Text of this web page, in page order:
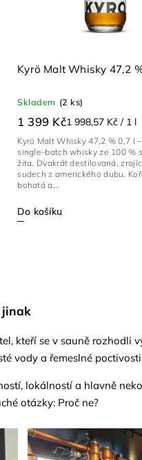
Kyrö Malt Whisky 47,2
Skladem (2 ks)
1 399 Kč1 998,57 Kč / 1 l
Do košíku
Kyrö Malt Whisky 47,2 % 0,7 l
single-batch whisky ze 100 %
žita. Dvakrát destilovaná,
sudech z amerického dubu.
bohatá a...
jinak
kteří se v sauně
vody a řemeslné
lokálností a hlavně
otázky: Proč ne?